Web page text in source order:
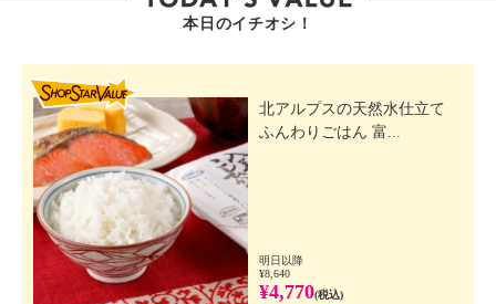
本日のイチオシ！
北アルプスの天然水仕立て
ふんわりごはん 富...
明日以降
¥8,640
¥4,770(税込)